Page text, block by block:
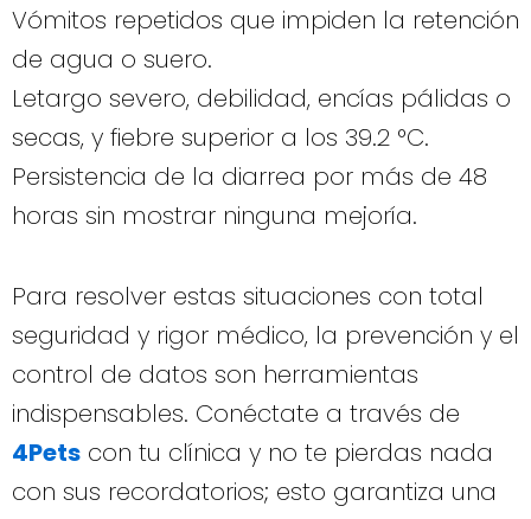
Vómitos repetidos que impiden la retención
de agua o suero.
Letargo severo, debilidad, encías pálidas o
secas, y fiebre superior a los 39.2 °C.
Persistencia de la diarrea por más de 48
horas sin mostrar ninguna mejoría.
Para resolver estas situaciones con total
seguridad y rigor médico, la prevención y el
control de datos son herramientas
indispensables. Conéctate a través de
4Pets con tu clínica y no te pierdas nada
con sus recordatorios; esto garantiza una